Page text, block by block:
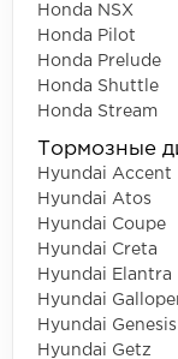
Honda NSX
Honda Pilot
Honda Prelude
Honda Shuttle
Honda Stream
Тормозные
Hyundai Accent
Hyundai Atos
Hyundai Coupe
Hyundai Creta
Hyundai Elantra
Hyundai
Hyundai Genesis
Hyundai Getz